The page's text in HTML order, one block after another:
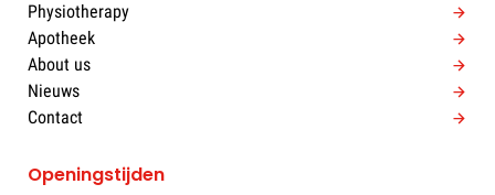
Physiotherapy
Apotheek
About us
Nieuws
Contact
Openingstijden